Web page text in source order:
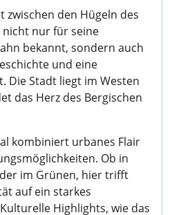
den Hügeln des
nicht nur für seine
bekannt, sondern auch
und eine
Die Stadt liegt im Westen
das Herz des Bergischen
kombiniert urbanes Flair
Ob in
im Grünen, hier trifft
auf ein starkes
Highlights, wie das